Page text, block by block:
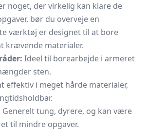
noget, der virkelig kan klare de
bør du overveje en
værktøj er designet til at bore
krævende materialer.
Ideel til borearbejde i armeret
sten.
effektiv i meget hårde materialer,
Generelt tung, dyrere, og kan være
til mindre opgaver.